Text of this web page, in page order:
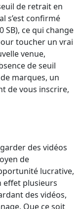
de retrait en
s’est confirmé
SB), ce qui change
toucher un vrai
venue,
de seuil
marques, un
de vous inscrire,
des vidéos
de
lucrative,
effet plusieurs
des vidéos,
Que ce soit